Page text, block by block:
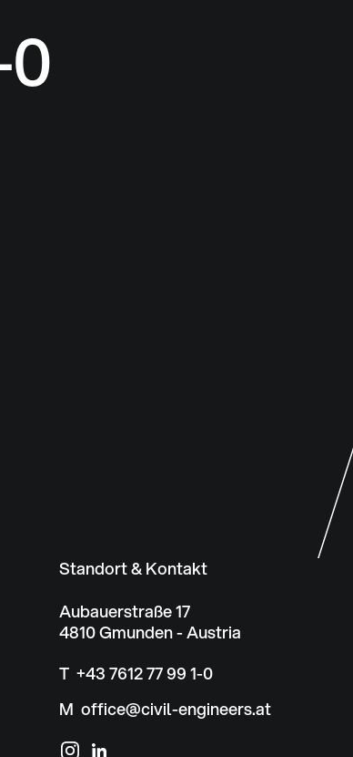
0
Standort & Kontakt
Aubauerstraße 17
4810 Gmunden - Austria
T +43 7612 77 99 1-0
M office@civil-engineers.at